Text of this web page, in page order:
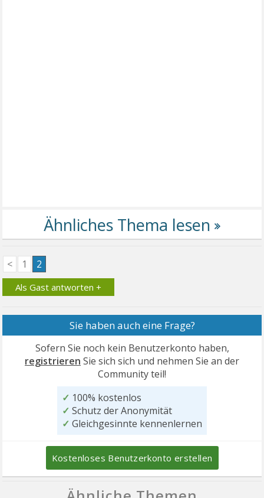
< 1 2
Als Gast antworten +
Sie haben auch eine Frage?
Sofern Sie noch kein Benutzerkonto haben,
registrieren Sie sich sich und nehmen Sie an der
Community teil!
✓ 100% kostenlos
✓ Schutz der Anonymität
✓ Gleichgesinnte kennenlernen
Kostenloses Benutzerkonto erstellen